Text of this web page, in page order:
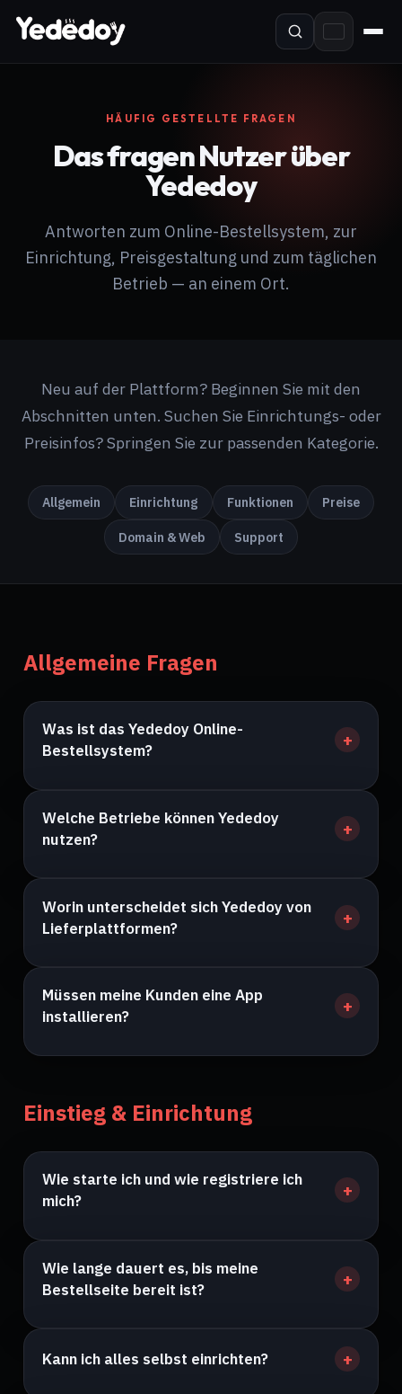
HÄUFIG GESTELLTE FRAGEN
Das fragen Nutzer über
Yededoy
Antworten zum Online-Bestellsystem, zur
Einrichtung, Preisgestaltung und zum täglichen
Betrieb — an einem Ort.
Neu auf der Plattform? Beginnen Sie mit den
Abschnitten unten. Suchen Sie Einrichtungs- oder
Preisinfos? Springen Sie zur passenden Kategorie.
Allgemein Einrichtung Funktionen Preise
Domain & Web Support
Sık sorulan sorular listesi
Allgemeine Fragen
Was ist das Yededoy Online-
Bestellsystem?
Welche Betriebe können Yededoy
nutzen?
Worin unterscheidet sich Yededoy von
Lieferplattformen?
Müssen meine Kunden eine App
installieren?
Einstieg & Einrichtung
Wie starte ich und wie registriere ich
mich?
Wie lange dauert es, bis meine
Bestellseite bereit ist?
Kann ich alles selbst einrichten?